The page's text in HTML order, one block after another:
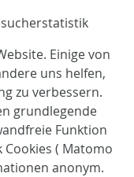
Einige von
uns helfen,
zu verbessern.
grundlegende
Funktion
( Matomo
anonym.